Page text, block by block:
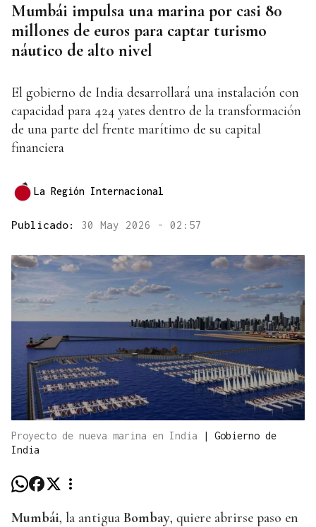
Mumbái impulsa una marina por casi 80
millones de euros para captar turismo
náutico de alto nivel
El gobierno de India desarrollará una instalación con
capacidad para 424 yates dentro de la transformación
de una parte del frente marítimo de su capital
financiera
La Región Internacional
Publicado: 30 May 2026 - 02:57
Proyecto de nueva marina en India | Gobierno de
India
Mumbái, la antigua Bombay, quiere abrirse paso en